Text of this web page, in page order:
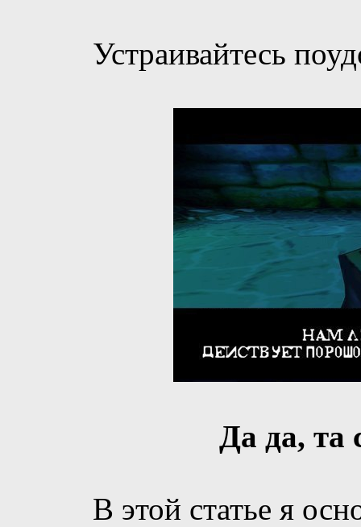
Устраивайтесь
Да да, та
В этой статье я